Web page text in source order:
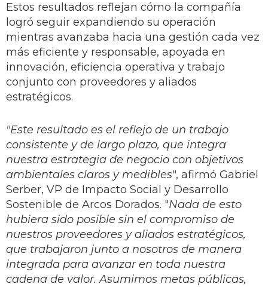
Estos resultados reflejan cómo la compañía
logró seguir expandiendo su operación
mientras avanzaba hacia una gestión cada vez
más eficiente y responsable, apoyada en
innovación, eficiencia operativa y trabajo
conjunto con proveedores y aliados
estratégicos.
"Este resultado es el reflejo de un trabajo
consistente y de largo plazo, que integra
nuestra estrategia de negocio con objetivos
ambientales claros y medibles", afirmó Gabriel
Serber, VP de Impacto Social y Desarrollo
Sostenible de Arcos Dorados. "Nada de esto
hubiera sido posible sin el compromiso de
nuestros proveedores y aliados estratégicos,
que trabajaron junto a nosotros de manera
integrada para avanzar en toda nuestra
cadena de valor. Asumimos metas públicas,